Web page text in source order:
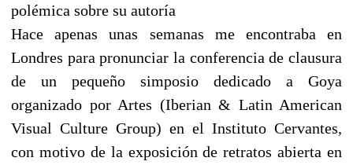
polémica sobre su autoría
Hace apenas unas semanas me encontraba en
Londres para pronunciar la conferencia de clausura
de un pequeño simposio dedicado a Goya
organizado por Artes (Iberian & Latin American
Visual Culture Group) en el Instituto Cervantes,
con motivo de la exposición de retratos abierta en